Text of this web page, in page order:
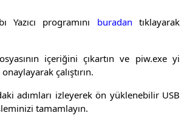
Yazıcı programını buradan tıklayarak
içeriğini çıkartın ve piw.exe yi
çalıştırın.
adımları izleyerek ön yüklenebilir USB
tamamlayın.